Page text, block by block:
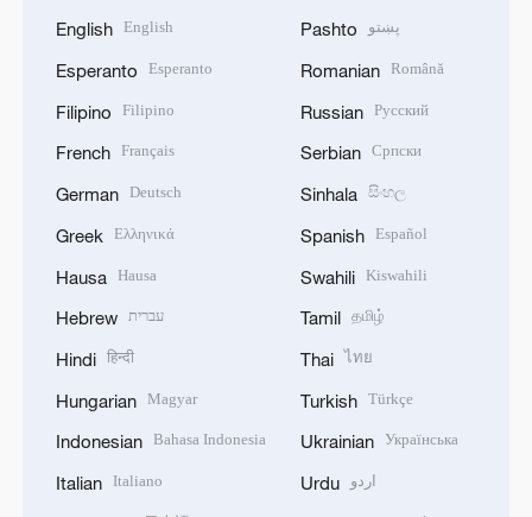
English English
Esperanto Esperanto
Filipino Filipino
French Français
German Deutsch
Greek Ελληνικά
Hausa Hausa
Hebrew עברית
Hindi हिन्दी
Hungarian Magyar
Indonesian Bahasa Indonesia
Italian Italiano
Pashto پښتو
Romanian Română
Russian Русский
Serbian Српски
Sinhala සිංහල
Spanish Español
Swahili Kiswahili
Tamil தமிழ்
Thai ไทย
Turkish Türkçe
Ukrainian Українська
Urdu اردو